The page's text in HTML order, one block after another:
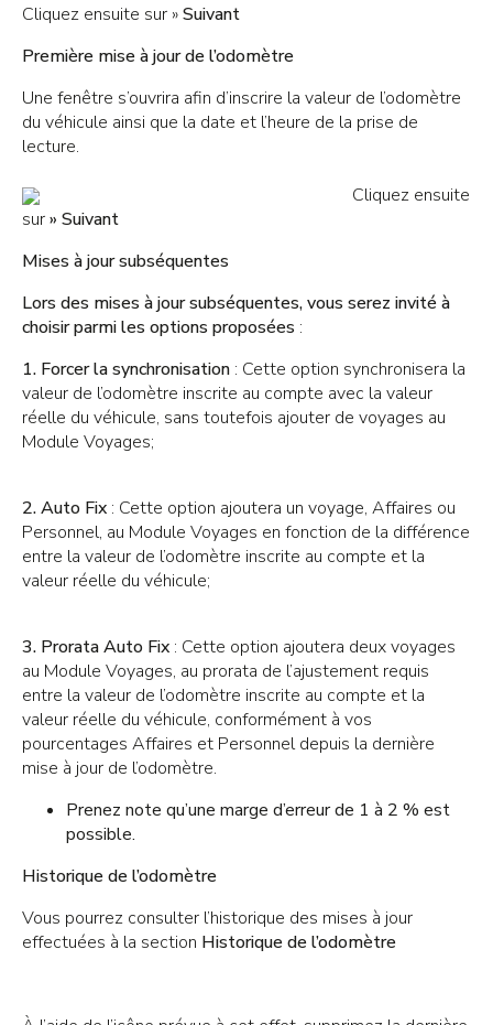
Cliquez ensuite sur »Suivant
Première mise à jour de l’odomètre
Une fenêtre s’ouvrira afin d’inscrire la valeur de l’odomètre
du véhicule ainsi que la date et l’heure de la prise de
lecture.
Cliquez ensuite
sur» Suivant
Mises à jour subséquentes
Lors des mises à jour subséquentes, vous serez invité à
choisir parmi les options proposées :
1. Forcer la synchronisation : Cette option synchronisera la
valeur de l’odomètre inscrite au compte avec la valeur
réelle du véhicule, sans toutefois ajouter de voyages au
Module Voyages;
2.Auto Fix : Cette option ajoutera un voyage, Affaires ou
Personnel, au Module Voyages en fonction de la différence
entre la valeur de l’odomètre inscrite au compte et la
valeur réelle du véhicule;
3. Prorata Auto Fix : Cette option ajoutera deux voyages
au Module Voyages, au prorata de l’ajustement requis
entre la valeur de l’odomètre inscrite au compte et la
valeur réelle du véhicule, conformément à vos
pourcentages Affaires et Personnel depuis la dernière
mise à jour de l’odomètre.
Prenez note qu’une marge d’erreur de 1 à 2 % est
possible.
Historique de l’odomètre
Vous pourrez consulter l’historique des mises à jour
effectuées à la section Historique de l’odomètre